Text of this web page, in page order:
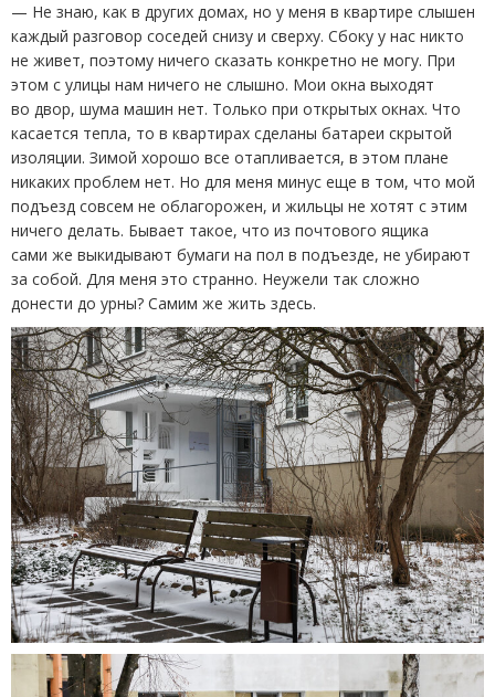
— Не знаю, как в других домах, но у меня в квартире слышен
каждый разговор соседей снизу и сверху. Сбоку у нас никто
не живет, поэтому ничего сказать конкретно не могу. При
этом с улицы нам ничего не слышно. Мои окна выходят
во двор, шума машин нет. Только при открытых окнах. Что
касается тепла, то в квартирах сделаны батареи скрытой
изоляции. Зимой хорошо все отапливается, в этом плане
никаких проблем нет. Но для меня минус еще в том, что мой
подъезд совсем не облагорожен, и жильцы не хотят с этим
ничего делать. Бывает такое, что из почтового ящика
сами же выкидывают бумаги на пол в подъезде, не убирают
за собой. Для меня это странно. Неужели так сложно
донести до урны? Самим же жить здесь.